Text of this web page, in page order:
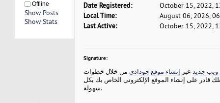
Offline
Show Posts
Show Stats
Date Registered: October 15, 2022,
Local Time: August 06, 2026,
Last Active: October 15, 2022,
Signature:
ويب جديدعبر إنشاء موقع جوداديمن خلال خطوات
قادر على إنشاء الموقع الإلكتروني الخاص بك بكل
سهولة.